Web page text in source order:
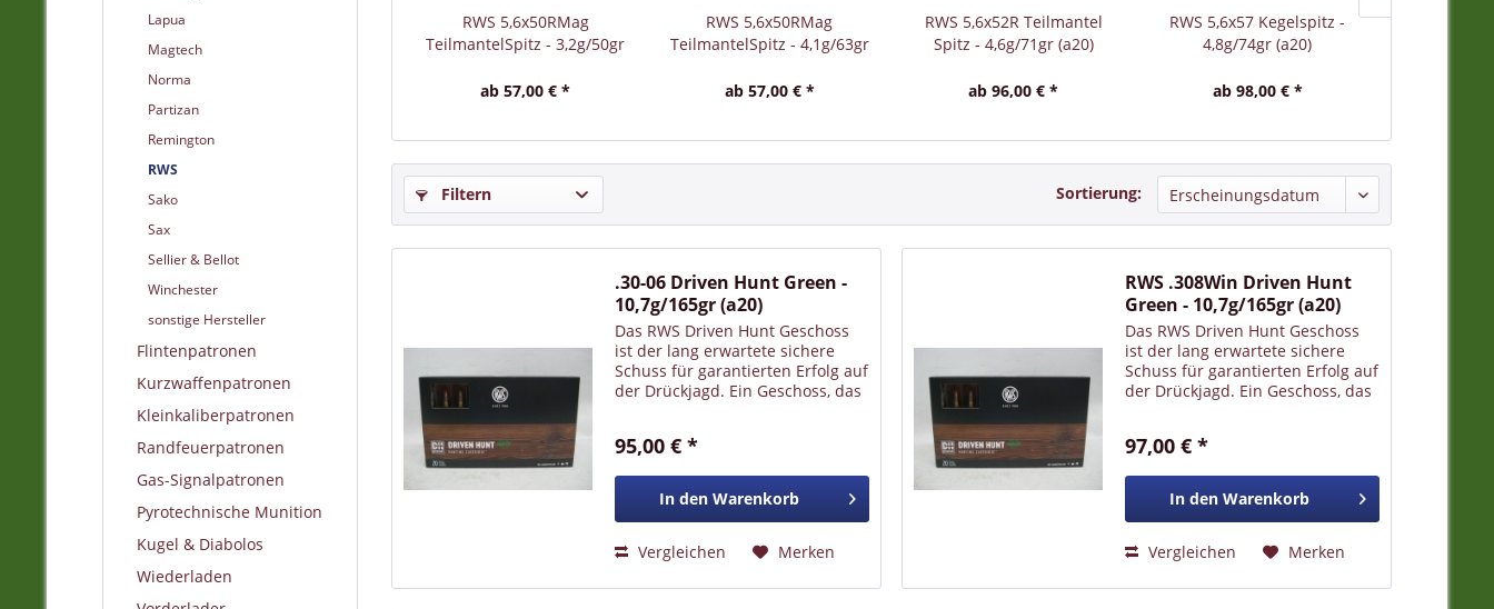
Lapua
Magtech
Norma
Partizan
Remington
RWS
Sako
Sax
Sellier & Bellot
Winchester
sonstige Hersteller
Flintenpatronen
Kurzwaffenpatronen
Kleinkaliberpatronen
Randfeuerpatronen
Gas-Signalpatronen
Pyrotechnische Munition
Kugel & Diabolos
Wiederladen
RWS 5,6x50RMag
TeilmantelSpitz - 3,2g/50gr
ab 57,00 € *
RWS 5,6x50RMag
TeilmantelSpitz - 4,1g/63gr
ab 57,00 € *
RWS 5,6x52R Teilmantel
Spitz - 4,6g/71gr (a20)
ab 96,00 € *
RWS 5,6x57 Kegelspitz -
4,8g/74gr (a20)
ab 98,00 € *
Filtern Sortierung:
.30-06 Driven Hunt Green -
10,7g/165gr (a20)
Das RWS Driven Hunt Geschoss
ist der lang erwartete sichere
Schuss für garantierten Erfolg auf
der Drückjagd. Ein Geschoss, das
wurde. Das bleifreie
Deformationsgeschoss aus...
95,00 € *
In den Warenkorb
Vergleichen Merken
RWS .308Win Driven Hunt
Green - 10,7g/165gr (a20)
Das RWS Driven Hunt Geschoss
ist der lang erwartete sichere
Schuss für garantierten Erfolg auf
der Drückjagd. Ein Geschoss, das
wurde. Das bleifreie
Deformationsgeschoss aus...
97,00 € *
In den Warenkorb
Vergleichen Merken